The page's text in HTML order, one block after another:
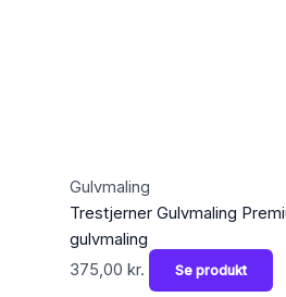
Gulvmaling
Trestjerner Gulvmaling
gulvmaling
375,00 kr. Se produkt